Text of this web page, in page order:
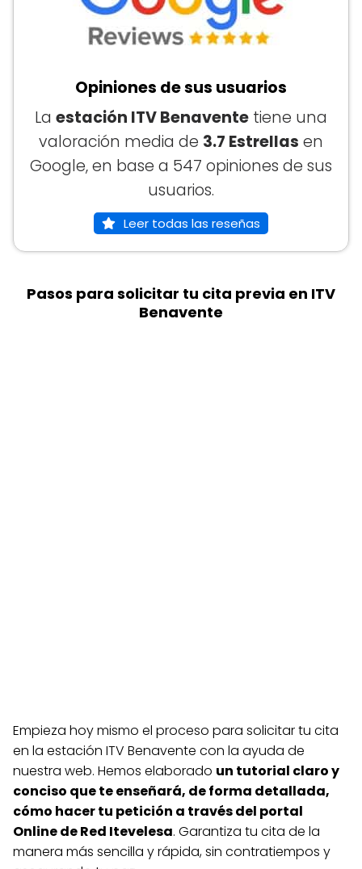
Opiniones de sus usuarios
La estación ITV Benavente tiene una
valoración media de 3.7 Estrellas en
Google, en base a 547 opiniones de sus
usuarios.
Leer todas las reseñas
Pasos para solicitar tu cita previa en ITV
Benavente
Empieza hoy mismo el proceso para solicitar tu cita
en la estación ITV Benavente con la ayuda de
nuestra web. Hemos elaborado un tutorial claro y
conciso que te enseñará, de forma detallada,
cómo hacer tu petición a través del portal
Online de Red Itevelesa. Garantiza tu cita de la
manera más sencilla y rápida, sin contratiempos y